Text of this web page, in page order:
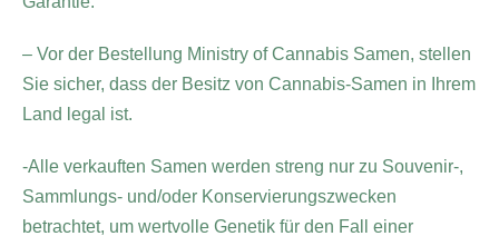
– Vor der Bestellung Ministry of Cannabis Samen, stellen
Sie sicher, dass der Besitz von Cannabis-Samen in Ihrem
Land legal ist.
-Alle verkauften Samen werden streng nur zu Souvenir-,
Sammlungs- und/oder Konservierungszwecken
betrachtet, um wertvolle Genetik für den Fall einer